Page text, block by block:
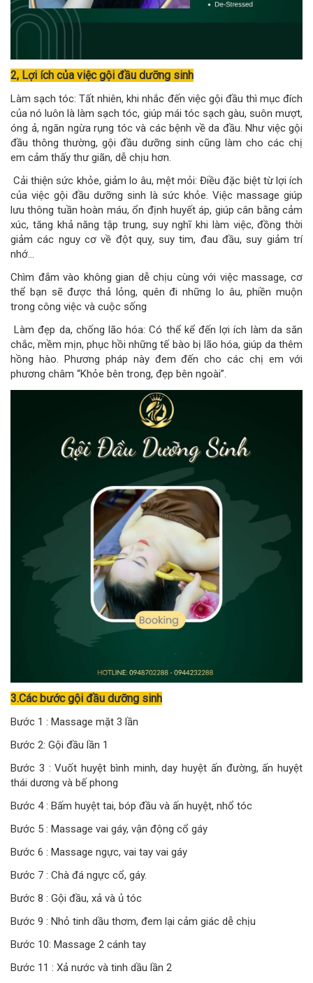
2, Lợi ích của việc gội đầu dưỡng sinh
Làm sạch tóc: Tất nhiên, khi nhắc đến việc gội đầu thì mục đích
của nó luôn là làm sạch tóc, giúp mái tóc sạch gàu, suôn mượt,
óng ả, ngăn ngừa rụng tóc và các bệnh về da đầu. Như việc gội
đầu thông thường, gội đầu dưỡng sinh cũng làm cho các chị
em cảm thấy thư giãn, dễ chịu hơn.
Cải thiện sức khỏe, giảm lo âu, mệt mỏi: Điều đặc biệt từ lợi ích
của việc gội đầu dưỡng sinh là sức khỏe. Việc massage giúp
lưu thông tuần hoàn máu, ổn định huyết áp, giúp cân bằng cảm
xúc, tăng khả năng tập trung, suy nghĩ khi làm việc, đồng thời
giảm các nguy cơ về đột quỵ, suy tim, đau đầu, suy giảm trí
nhớ…
Chìm đắm vào không gian dễ chịu cùng với việc massage, cơ
thể bạn sẽ được thả lỏng, quên đi những lo âu, phiền muộn
trong công việc và cuộc sống
Làm đẹp da, chống lão hóa: Có thể kể đến lợi ích làm da săn
chắc, mềm mịn, phục hồi những tế bào bị lão hóa, giúp da thêm
hồng hào. Phương pháp này đem đến cho các chị em với
phương châm “Khỏe bên trong, đẹp bên ngoài”.
3.Các bước gội đầu dưỡng sinh
Bước 1 : Massage mặt 3 lần
Bước 2: Gội đầu lần 1
Bước 3 : Vuốt huyệt bình minh, day huyệt ấn đường, ấn huyệt
thái dương và bế phong
Bước 4 : Bấm huyệt tai, bóp đầu và ấn huyệt, nhổ tóc
Bước 5 : Massage vai gáy, vận động cổ gáy
Bước 6 : Massage ngực, vai tay vai gáy
Bước 7 : Chà đá ngực cổ, gáy.
Bước 8 : Gội đầu, xả và ủ tóc
Bước 9 : Nhỏ tinh dầu thơm, đem lại cảm giác dễ chịu
Bước 10: Massage 2 cánh tay
Bước 11 : Xả nước và tinh dầu lần 2